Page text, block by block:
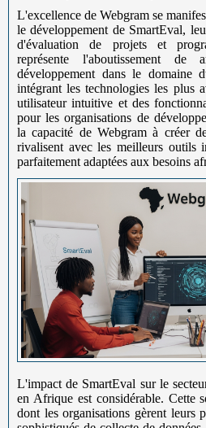
L'excellence de Webgram se
le développement de SmartEval,
d'évaluation de projets et
représente l'aboutissement de
développement dans le domaine
intégrant les technologies les plus
utilisateur intuitive et des
pour les organisations de
la capacité de Webgram à créer
rivalisent avec les meilleurs outils
parfaitement adaptées aux besoins
L'impact de SmartEval sur le
en Afrique est considérable. Cette
dont les organisations gèrent leurs